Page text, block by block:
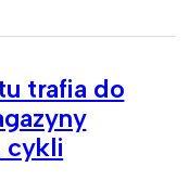
trafia do
cykli